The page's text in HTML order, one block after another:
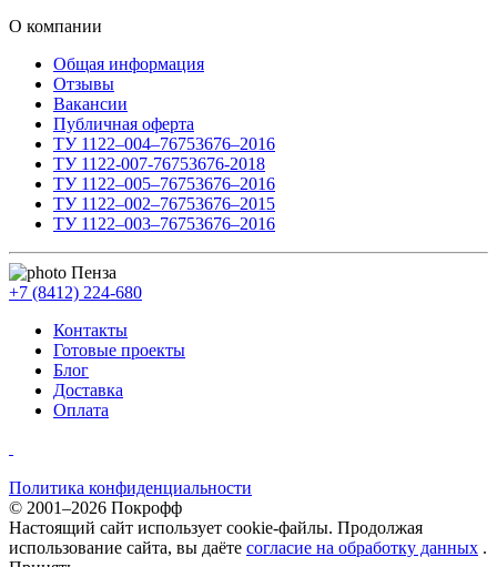
О компании
Общая информация
Отзывы
Вакансии
Публичная оферта
ТУ 1122–004–76753676–2016
ТУ 1122-007-76753676-2018
ТУ 1122–005–76753676–2016
ТУ 1122–002–76753676–2015
ТУ 1122–003–76753676–2016
Пенза
+7 (8412) 224-680
Контакты
Готовые проекты
Блог
Доставка
Оплата
Политика конфиденциальности
© 2001–2026 Покрофф
Настоящий сайт использует cookie-файлы. Продолжая
использование сайта, вы даёте согласие на обработку данных .